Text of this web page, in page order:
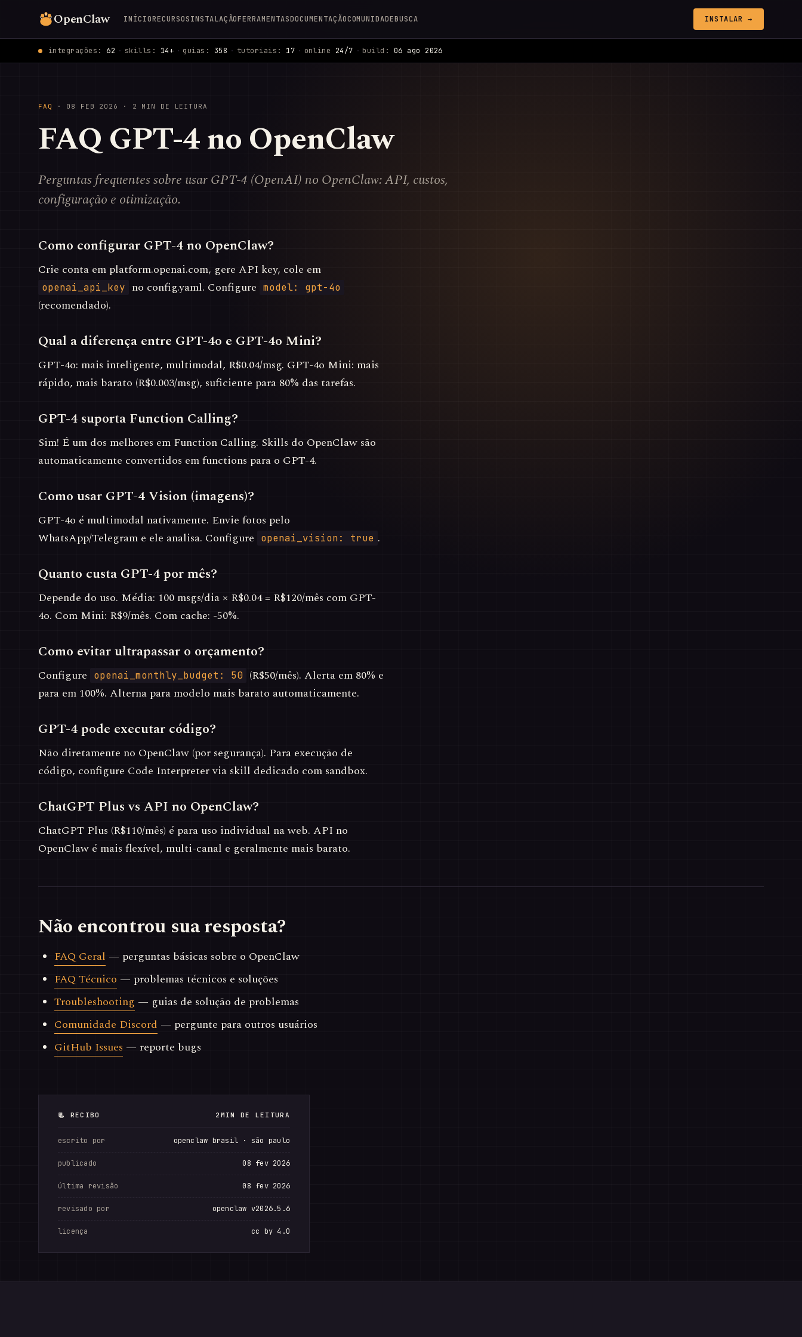
OpenClaw INÍCIORECURSOSINSTALAÇÃOFERRAMENTASDOCUMENTAÇÃOCOMUNIDADEBUSCA INSTALAR →
integrações: 62 · skills: 14+ · guias: 358 · tutoriais: 17 · online 24/7 · build: 06 ago 2026
FAQ · 08 FEB 2026 · 2 MIN DE LEITURA
FAQ GPT-4 no OpenClaw
Perguntas frequentes sobre usar GPT-4 (OpenAI) no OpenClaw: API, custos,
configuração e otimização.
Como configurar GPT-4 no OpenClaw?
Crie conta em platform.openai.com, gere API key, cole em
openai_api_key no config.yaml. Configure model: gpt-4o
(recomendado).
Qual a diferença entre GPT-4o e GPT-4o Mini?
GPT-4o: mais inteligente, multimodal, R$0.04/msg. GPT-4o Mini: mais
rápido, mais barato (R$0.003/msg), suficiente para 80% das tarefas.
GPT-4 suporta Function Calling?
Sim! É um dos melhores em Function Calling. Skills do OpenClaw são
automaticamente convertidos em functions para o GPT-4.
Como usar GPT-4 Vision (imagens)?
GPT-4o é multimodal nativamente. Envie fotos pelo
WhatsApp/Telegram e ele analisa. Configure
openai_vision: true .
Quanto custa GPT-4 por mês?
Depende do uso. Média: 100 msgs/dia × R$0.04 = R$120/mês com GPT-
4o. Com Mini: R$9/mês. Com cache: -50%.
Como evitar ultrapassar o orçamento?
Configure openai_monthly_budget: 50 (R$50/mês). Alerta em 80% e
para em 100%. Alterna para modelo mais barato automaticamente.
GPT-4 pode executar código?
Não diretamente no OpenClaw (por segurança). Para execução de
código, configure Code Interpreter via skill dedicado com sandbox.
ChatGPT Plus vs API no OpenClaw?
ChatGPT Plus (R$110/mês) é para uso individual na web. API no
OpenClaw é mais flexível, multi-canal e geralmente mais barato.
Não encontrou sua resposta?
FAQ Geral — perguntas básicas sobre o OpenClaw
FAQ Técnico — problemas técnicos e soluções
Troubleshooting — guias de solução de problemas
Comunidade Discord — pergunte para outros usuários
GitHub Issues — reporte bugs
📃 RECIBO 2MIN DE LEITURA
escrito por openclaw brasil · são paulo
publicado 08 fev 2026
última revisão 08 fev 2026
revisado por openclaw v2026.5.6
licença cc by 4.0